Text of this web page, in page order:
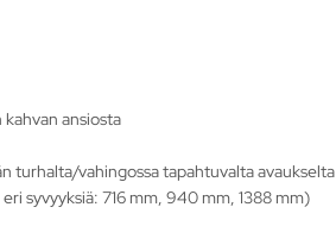
ansiosta
turhalta/vahingossa tapahtuvalta avaukselta
syvyyksiä: 716 mm, 940 mm, 1388 mm)